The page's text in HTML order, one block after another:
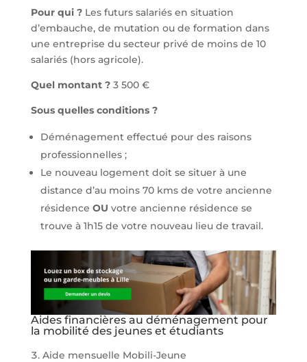
Pour qui ?Les futurs salariés en situation
d’embauche, de mutation ou de formation dans
une entreprise du secteur privé de moins de 10
salariés (hors agricole).
Quel montant ?3 500 €
Sous quelles conditions ?
Déménagement effectué pour des raisons
professionnelles ;
Le nouveau logement doit se situer à une
distance d’au moins 70 kms de votre ancienne
résidence OU votre ancienne résidence se
trouve à 1h15 de votre nouveau lieu de travail.
Aides financières au déménagement pour
la mobilité des jeunes et étudiants
Aide mensuelle Mobili-Jeune